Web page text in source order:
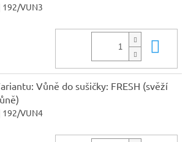
192/VUN3
Vůně do sušičky: FRESH (svěží
192/VUN4